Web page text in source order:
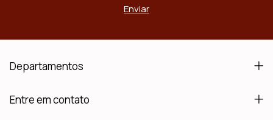
Departamentos
Entre em contato